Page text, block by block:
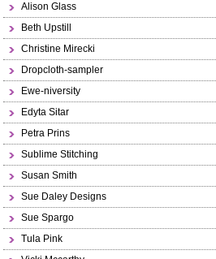
Alison Glass
Beth Upstill
Christine Mirecki
Dropcloth-sampler
Ewe-niversity
Edyta Sitar
Petra Prins
Sublime Stitching
Susan Smith
Sue Daley Designs
Sue Spargo
Tula Pink